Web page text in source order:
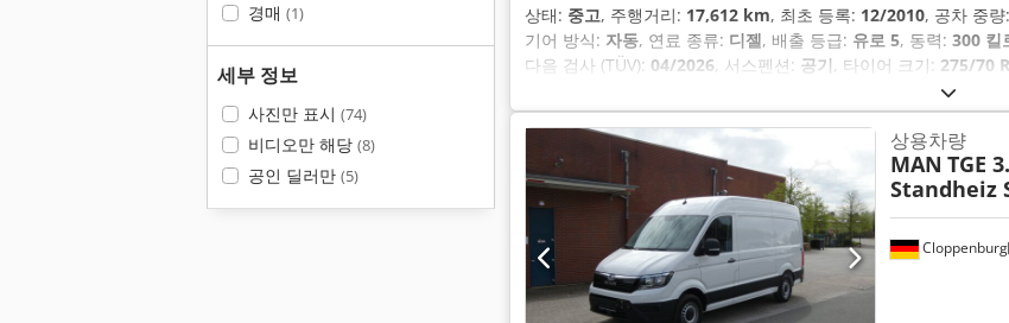
경매 (1)
세부 정보
사진만 표시 (74)
비디오만 해당 (8)
공인 딜러만 (5)
상태: 중고, 주행거리: 17,612 km, 최초 등록: 12/2010, 공차 중량:
기어 방식: 자동, 연료 종류: 디젤, 배출 등급: 유로 5, 동력: 300 킬
다음 검사 (TÜV): 04/2026, 서스펜션: 공기, 타이어 크기: 275/70
18,000 kg, 장비:
Cloppenburg
상용차량
MAN TGE
Standheiz